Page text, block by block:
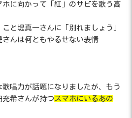
に向かって「紅」のサビを歌う高
と堤真一さんに「別れましょう」
んは何ともやるせない表情
唱力が話題になりましたが、もう
希さんが持つスマホにいるあの